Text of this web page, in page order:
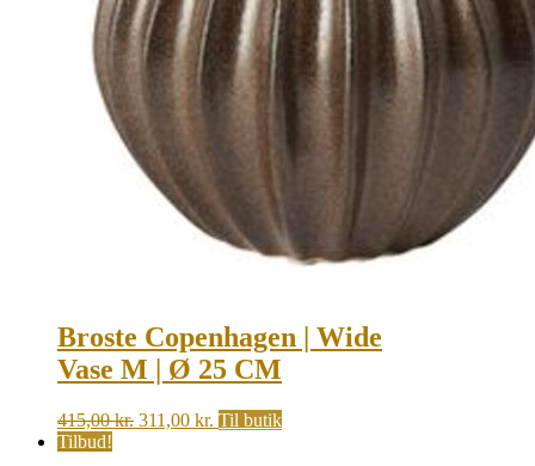
Broste Copenhagen | Wide
Vase M | Ø 25 CM
415,00kr. Original
311,00 kr. Current
Til butik
Tilbud!